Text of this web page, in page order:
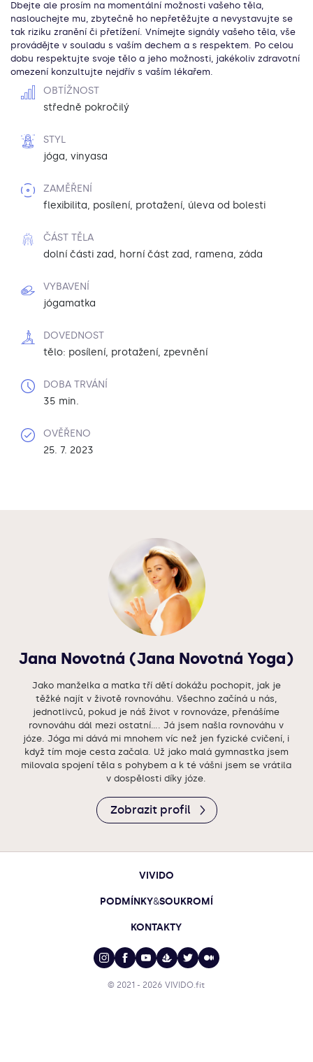
OBTÍŽNOST
středně pokročilý
STYL
jóga, vinyasa
ZAMĚŘENÍ
flexibilita, posílení, protažení, úleva od bolesti
ČÁST TĚLA
dolní části zad, horní část zad, ramena, záda
VYBAVENÍ
jógamatka
DOVEDNOST
tělo: posílení, protažení, zpevnění
DOBA TRVÁNÍ
35 min.
OVĚŘENO
25. 7. 2023
Dbejte ale prosím na momentální možnosti vašeho těla,
naslouchejte mu, zbytečně ho nepřetěžujte a nevystavujte se
tak riziku zranění či přetížení. Vnímejte signály vašeho těla, vše
provádějte v souladu s vaším dechem a s respektem. Po celou
dobu respektujte svoje tělo a jeho možnosti, jakékoliv zdravotní
omezení konzultujte nejdřív s vaším lékařem.
Jana Novotná (Jana Novotná Yoga)
Jako manželka a matka tří dětí dokážu pochopit, jak je
těžké najít v životě rovnováhu. Všechno začíná u nás,
jednotlivců, pokud je náš život v rovnováze, přenášíme
rovnováhu dál mezi ostatní…. Já jsem našla rovnováhu v
józe. Jóga mi dává mi mnohem víc než jen fyzické cvičení, i
když tím moje cesta začala. Už jako malá gymnastka jsem
milovala spojení těla s pohybem a k té vášni jsem se vrátila
v dospělosti díky józe.
Zobrazit profil
VIVIDO
PODMÍNKY&SOUKROMÍ
KONTAKTY
© 2021 - 2026VIVIDO.fit